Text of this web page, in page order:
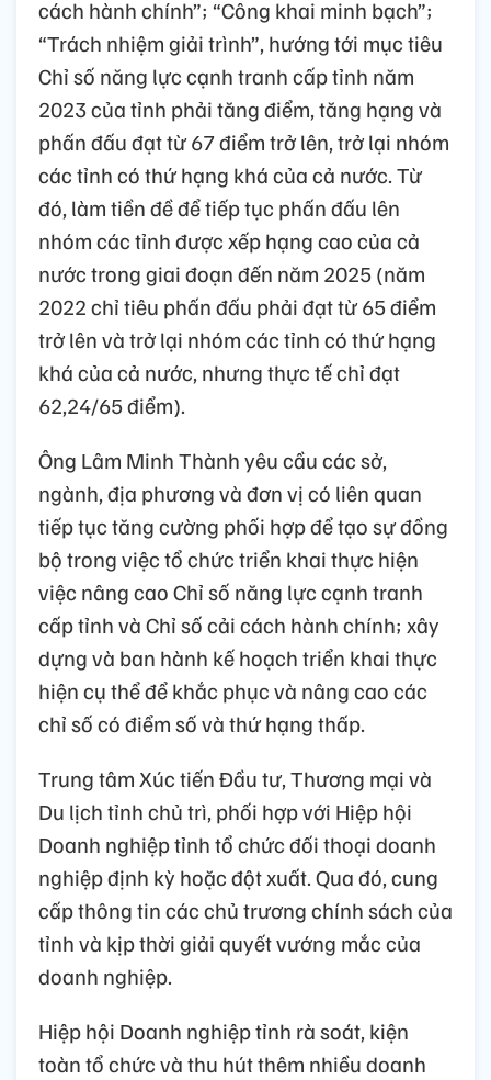
cách hành chính”; “Công khai minh bạch”;
“Trách nhiệm giải trình”, hướng tới mục tiêu
Chỉ số năng lực cạnh tranh cấp tỉnh năm
2023 của tỉnh phải tăng điểm, tăng hạng và
phấn đấu đạt từ 67 điểm trở lên, trở lại nhóm
các tỉnh có thứ hạng khá của cả nước. Từ
đó, làm tiền đề để tiếp tục phấn đấu lên
nhóm các tỉnh được xếp hạng cao của cả
nước trong giai đoạn đến năm 2025 (năm
2022 chỉ tiêu phấn đấu phải đạt từ 65 điểm
trở lên và trở lại nhóm các tỉnh có thứ hạng
khá của cả nước, nhưng thực tế chỉ đạt
62,24/65 điểm).
Ông Lâm Minh Thành yêu cầu các sở,
ngành, địa phương và đơn vị có liên quan
tiếp tục tăng cường phối hợp để tạo sự đồng
bộ trong việc tổ chức triển khai thực hiện
việc nâng cao Chỉ số năng lực cạnh tranh
cấp tỉnh và Chỉ số cải cách hành chính; xây
dựng và ban hành kế hoạch triển khai thực
hiện cụ thể để khắc phục và nâng cao các
chỉ số có điểm số và thứ hạng thấp.
Trung tâm Xúc tiến Đầu tư, Thương mại và
Du lịch tỉnh chủ trì, phối hợp với Hiệp hội
Doanh nghiệp tỉnh tổ chức đối thoại doanh
nghiệp định kỳ hoặc đột xuất. Qua đó, cung
cấp thông tin các chủ trương chính sách của
tỉnh và kịp thời giải quyết vướng mắc của
doanh nghiệp.
Hiệp hội Doanh nghiệp tỉnh rà soát, kiện
toàn tổ chức và thu hút thêm nhiều doanh